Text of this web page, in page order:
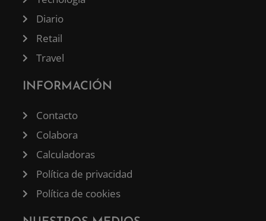
Diario
Retail
Travel
INFORMACIÓN
Contacto
Colabora
Calculadoras
Política de privacidad
Política de cookies